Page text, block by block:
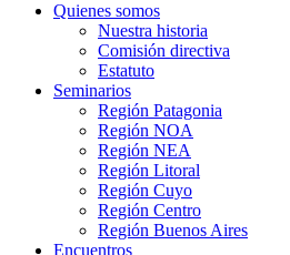
Quienes somos
Nuestra historia
Comisión directiva
Estatuto
Seminarios
Región Patagonia
Región NOA
Región NEA
Región Litoral
Región Cuyo
Región Centro
Región Buenos Aires
Encuentros